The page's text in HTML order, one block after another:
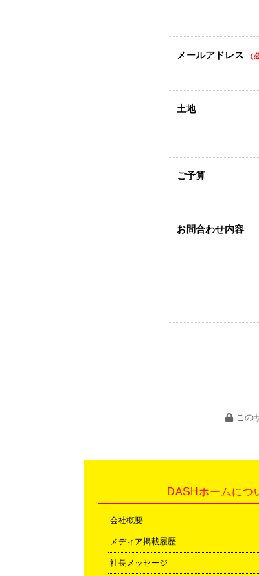
メールアドレス （
土地
ご予算
お問合わせ内容
この
DASHホームにつ
会社概要
メディア掲載履歴
社長メッセージ